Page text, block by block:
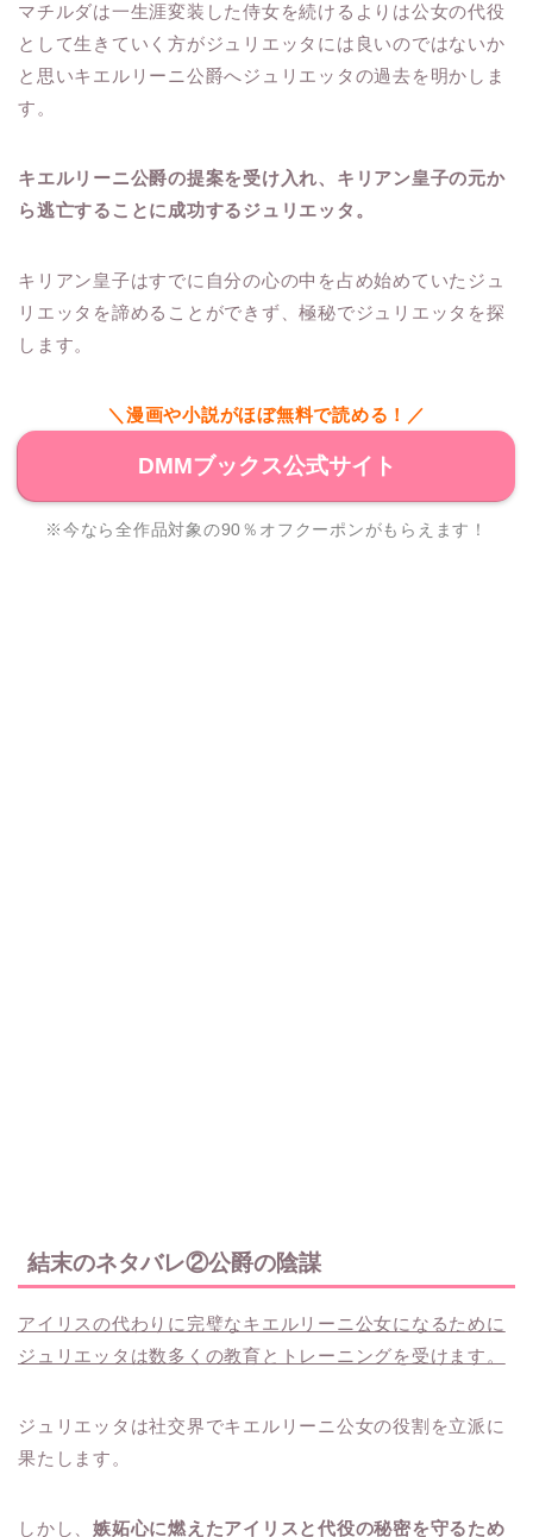
マチルダは一生涯変装した侍女を続けるよりは公女の代役
として生きていく方がジュリエッタには良いのではないか
と思いキエルリーニ公爵へジュリエッタの過去を明かしま
す。
キエルリーニ公爵の提案を受け入れ、キリアン皇子の元か
ら逃亡することに成功するジュリエッタ。
キリアン皇子はすでに自分の心の中を占め始めていたジュ
リエッタを諦めることができず、極秘でジュリエッタを探
します。
＼漫画や小説がほぼ無料で読める！／
DMMブックス公式サイト
※今なら全作品対象の90％オフクーポンがもらえます！
結末のネタバレ②公爵の陰謀
アイリスの代わりに完璧なキエルリーニ公女になるために
ジュリエッタは数多くの教育とトレーニングを受けます。
ジュリエッタは社交界でキエルリーニ公女の役割を立派に
果たします。
しかし、嫉妬心に燃えたアイリスと代役の秘密を守るため